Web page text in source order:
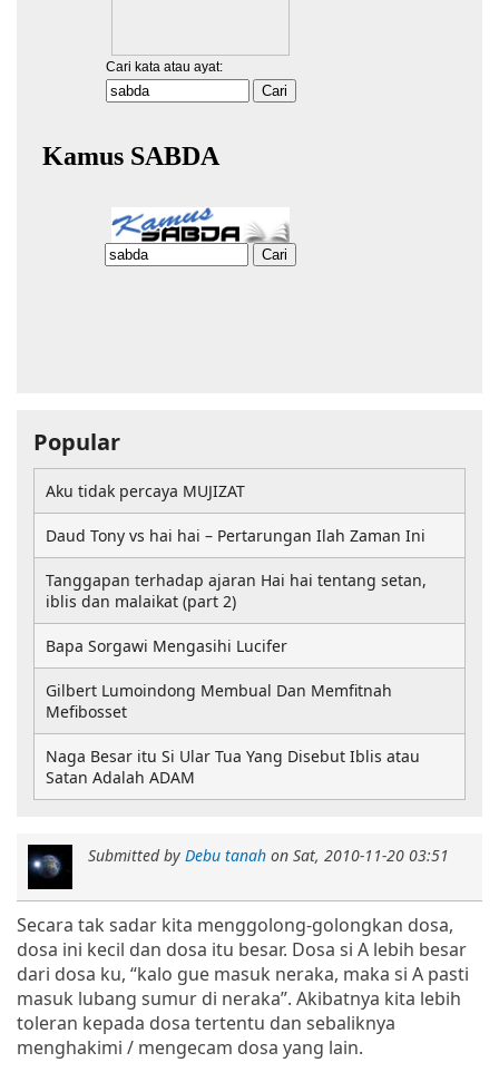
Submitted by Debu tanah on Sat, 2010-11-20 03:51
Secara tak sadar kita menggolong-golongkan dosa,
dosa ini kecil dan dosa itu besar. Dosa si A lebih besar
dari dosa ku, “kalo gue masuk neraka, maka si A pasti
masuk lubang sumur di neraka”. Akibatnya kita lebih
toleran kepada dosa tertentu dan sebaliknya
menghakimi / mengecam dosa yang lain.
Popular
Aku tidak percaya MUJIZAT
Daud Tony vs hai hai – Pertarungan Ilah Zaman Ini
Tanggapan terhadap ajaran Hai hai tentang setan,
iblis dan malaikat (part 2)
Bapa Sorgawi Mengasihi Lucifer
Gilbert Lumoindong Membual Dan Memfitnah
Mefibosset
Naga Besar itu Si Ular Tua Yang Disebut Iblis atau
Satan Adalah ADAM